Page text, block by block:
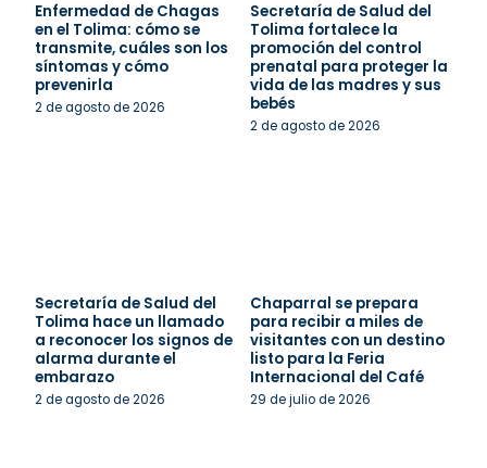
Enfermedad de Chagas
en el Tolima: cómo se
transmite, cuáles son los
síntomas y cómo
prevenirla
2 de agosto de 2026
Secretaría de Salud del
Tolima fortalece la
promoción del control
prenatal para proteger la
vida de las madres y sus
bebés
2 de agosto de 2026
Secretaría de Salud del
Tolima hace un llamado
a reconocer los signos de
alarma durante el
embarazo
2 de agosto de 2026
Chaparral se prepara
para recibir a miles de
visitantes con un destino
listo para la Feria
Internacional del Café
29 de julio de 2026